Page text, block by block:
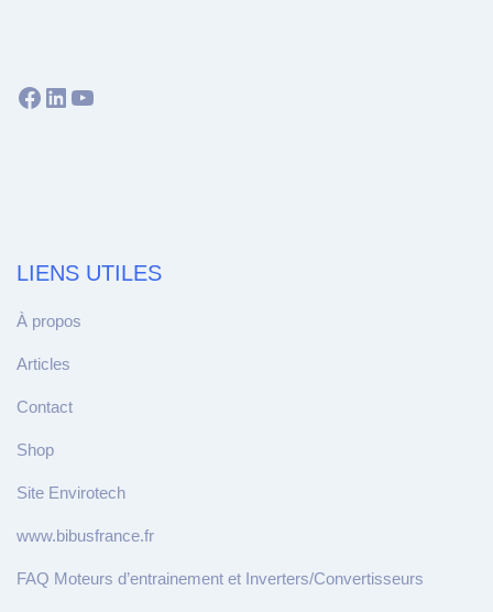
Facebook
LinkedIn
YouTube
LIENS UTILES
À propos
Articles
Contact
Shop
Site Envirotech
www.bibusfrance.fr
FAQ Moteurs d’entrainement et Inverters/Convertisseurs